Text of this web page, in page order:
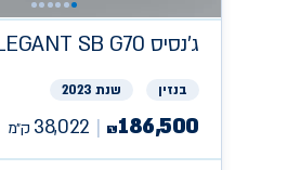
ג'נסיס SB G70
בנזין שנת 2023
₪186,500
38,022 ק״מ